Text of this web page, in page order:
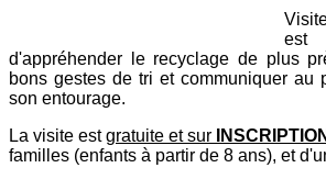
d'appréhender le recyclage de plus
bons gestes de tri et communiquer au
son entourage.
La visite estgratuite et sur INSCRIPTION
familles (enfants à partir de 8 ans), et